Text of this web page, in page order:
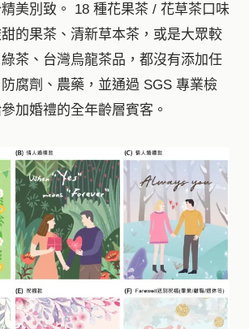
美別致。 18 種花果茶 / 花草茶口味
的果茶、清新草本茶，或是大眾較
茶、台灣烏龍茶品，都沒有添加任
腐劑、農藥，並通過 SGS 專業檢
加婚禮的全年齡層賓客。